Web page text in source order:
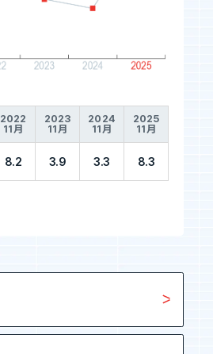
2022
11月
2023
11月
2024
11月
2025
11月
8.2 3.9 3.3 8.3